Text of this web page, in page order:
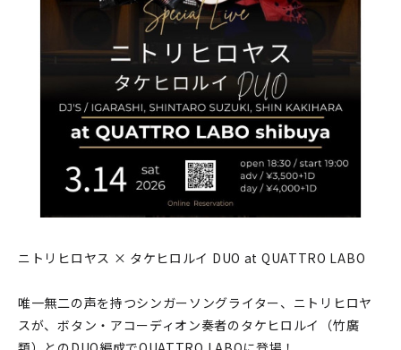
ニトリヒロヤス × タケヒロルイ DUO at QUATTRO LABO
唯一無二の声を持つシンガーソングライター、ニトリヒロヤ
スが、ボタン・アコーディオン奏者のタケヒロルイ（竹廣